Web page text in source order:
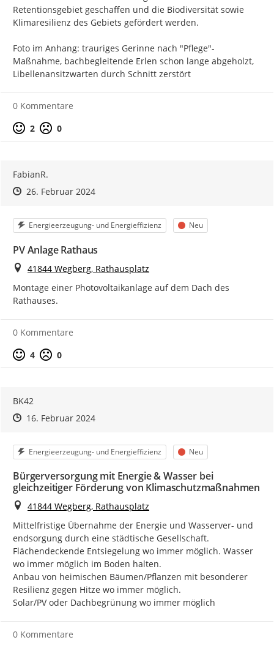
Retentionsgebiet geschaffen und die Biodiversität sowie
Klimaresilienz des Gebiets gefördert werden.
Foto im Anhang: trauriges Gerinne nach "Pflege"-
Maßnahme, bachbegleitende Erlen schon lange abgeholzt,
Libellenansitzwarten durch Schnitt zerstört
0 Kommentare
Positive Bewertung
2 Negative Bewertung
0
FabianR.
Zeitpunkt des Erstellens
Zeitpunkt des Erstellens
26. Februar 2024Zur Äußerung
Kategorie
Energieerzeugung- und Energieffizienz Status
Neu
PV Anlage Rathaus
Ort
41844 Wegberg, Rathausplatz
Montage einer Photovoltaikanlage auf dem Dach des
Rathauses.
0 Kommentare
Positive Bewertung
4 Negative Bewertung
0
BK42
Zeitpunkt des Erstellens
Zeitpunkt des Erstellens
16. Februar 2024Zur Äußerung
Kategorie
Energieerzeugung- und Energieffizienz Status
Neu
Bürgerversorgung mit Energie & Wasser bei
gleichzeitiger Förderung von Klimaschutzmaßnahmen
Ort
41844 Wegberg, Rathausplatz
Mittelfristige Übernahme der Energie und Wasserver- und
endsorgung durch eine städtische Gesellschaft.
Flächendeckende Entsiegelung wo immer möglich. Wasser
wo immer möglich im Boden halten.
Anbau von heimischen Bäumen/Pflanzen mit besonderer
Resilienz gegen Hitze wo immer möglich.
Solar/PV oder Dachbegrünung wo immer möglich
0 Kommentare